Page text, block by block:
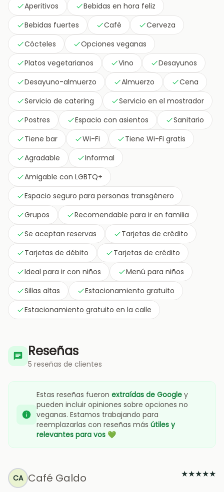
Aperitivos
Bebidas en hora feliz
Bebidas fuertes
Café
Cerveza
Cócteles
Opciones veganas
Platos vegetarianos
Vino
Desayunos
Desayuno-almuerzo
Almuerzo
Cena
Servicio de catering
Servicio en el mostrador
Postres
Espacio con asientos
Sanitario
Tiene bar
Wi-Fi
Tiene Wi-Fi gratis
Agradable
Informal
Amigable con LGBTQ+
Espacio seguro para personas transgénero
Grupos
Recomendable para ir en familia
Se aceptan reservas
Tarjetas de crédito
Tarjetas de débito
Tarjetas de crédito
Ideal para ir con niños
Menú para niños
Sillas altas
Estacionamiento gratuito
Estacionamiento gratuito en la calle
Reseñas
5 reseñas de clientes
Estas reseñas fueron extraídas de Google y
pueden incluir opiniones sobre opciones no
veganas. Estamos trabajando para
reemplazarlas con reseñas más útiles y
relevantes para vos 💚
CA Café Galdo ★★★★★